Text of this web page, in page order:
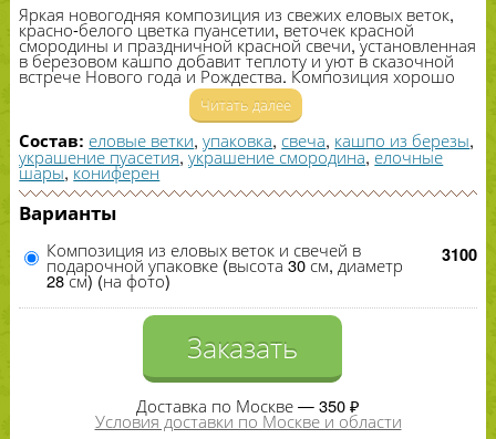
Яркая новогодняя композиция из свежих еловых веток,
красно-​белого цветка пуансетии, веточек красной
смородины и праздничной красной свечи, установленная
в березовом кашпо добавит теплоту и уют в сказочной
встрече Нового года и Рождества. Композиция хорошо
смотрится на новогоднем столе и может стать хорошим
подарком друзьям и близким.
Читать далее
Состав: еловые ветки,упаковка, свеча, кашпо из березы,
украшение пуасетия,украшение смородина,елочные
шары,кониферен
Варианты
Композиция из еловых веток и свечей в
подарочной упаковке (высота 30 см, диаметр
28 см) (на фото)
3100
Заказать
Доставка по Москве — 350 ₽
Условия доставки по Москве и области